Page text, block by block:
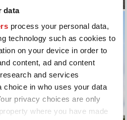
data
process your personal data,
technology such as cookies to
on your device in order to
content, ad and content
and services
choice in who uses your data
privacy choices are only
where you have made